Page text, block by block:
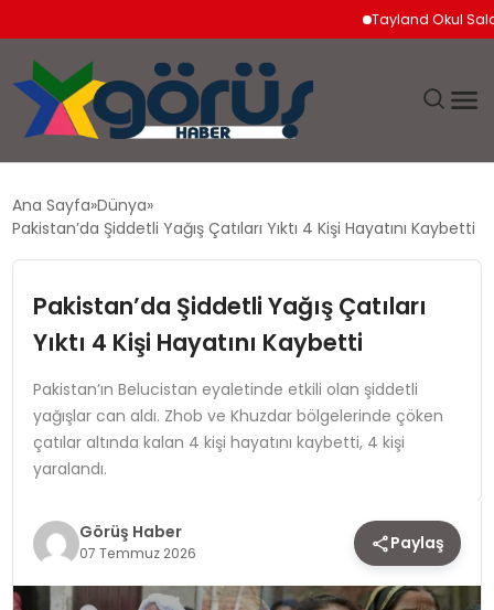
Tayland Okul
GÜNDEM
SAĞLIK
SPOR
TEKNOLOJI
YAŞAM
Ana Sayfa Dünya
Pakistan’da Şiddetli Yağış Çatıları Yıktı 4 Kişi Hayatını Kaybetti
Pakistan’da Şiddetli Yağış Çatıları
Yıktı 4 Kişi Hayatını Kaybetti
Pakistan’ın Belucistan eyaletinde etkili olan şiddetli
yağışlar can aldı. Zhob ve Khuzdar bölgelerinde çöken
çatılar altında kalan 4 kişi hayatını kaybetti, 4 kişi
yaralandı.
Görüş Haber
07 Temmuz 2026 Paylaş